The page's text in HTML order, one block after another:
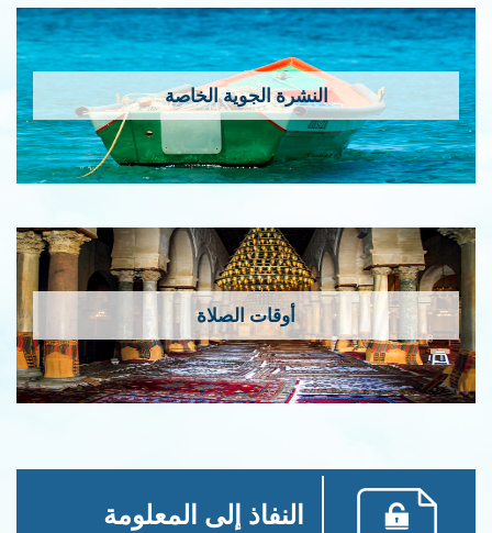
النشرة الجوية الخاصة
أوقات الصلاة
النفاذ إلى المعلومة